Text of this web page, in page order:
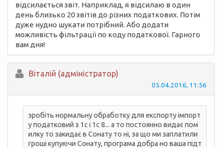
відсилається звіт. Наприклад, я відсилаю в один
день близько 20 звітів до різних податкових. Потім
дуже нудно шукати потрібний. Або додати
можливість фільтрації по коду податкової. Гарного
вам дня!
Вiталій (адміністратор)
05.04.2016, 11:56
зробіть нормальну обработку для експорту імпорт
у податковий з 1с і 1с 8... а то постоянно видає пом
илку то закидає в Сонату то ні, за що ми заплатили
гроші купуючи Сонату, програма добра но ваша підт